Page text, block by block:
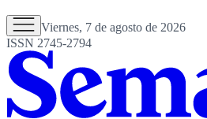
Viernes, 7 de agosto de 2026
ISSN 2745-2794